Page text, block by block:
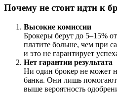
Почему не стоит идти к
Высокие комиссии
Брокеры берут до 5–15%
платите больше, чем при
и это не гарантирует
Нет гарантии результата
Ни один брокер не может
банка. Они лишь помогают
выше вероятность